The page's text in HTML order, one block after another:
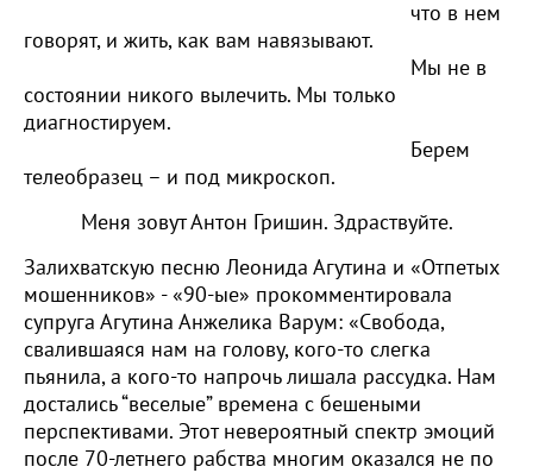
что в нем
говорят, и жить, как вам навязывают.
Мы не в
состоянии никого вылечить. Мы только
диагностируем.
Берем
телеобразец – и под микроскоп.
Меня зовут Антон Гришин. Здраствуйте.
Залихватскую песню Леонида Агутина и «Отпетых
мошенников» - «90-ые» прокомментировала
супруга Агутина Анжелика Варум: «Свобода,
свалившаяся нам на голову, кого-то слегка
пьянила, а кого-то напрочь лишала рассудка. Нам
достались “веселые” времена с бешеными
перспективами. Этот невероятный спектр эмоций
после 70-летнего рабства многим оказался не по